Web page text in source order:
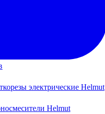
электрические Helmut
Helmut